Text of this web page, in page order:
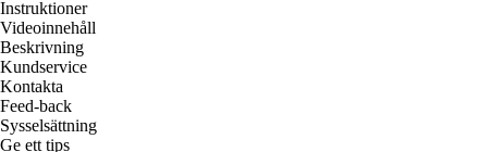
Instruktioner
Videoinnehåll
Beskrivning
Kundservice
Kontakta
Feed-back
Sysselsättning
Ge ett tips